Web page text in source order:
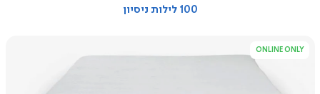
100 לילות ניסיון
ONLINE ONLY